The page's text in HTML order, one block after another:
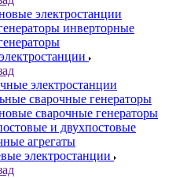
электростанции
инверторные
электростанции
сварочные генераторы
сварочные генераторы
и двухпостовые
агрегаты
электростанции